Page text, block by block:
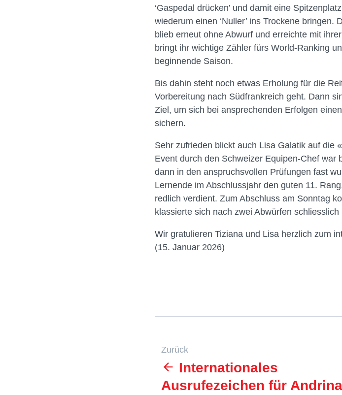
‘Gaspedal drücken’ und damit eine
wiederum einen ‘Nuller’ ins Trockene
blieb erneut ohne Abwurf und erreichte mit
bringt ihr wichtige Zähler fürs World-Ranking
beginnende Saison.
Bis dahin steht noch etwas Erholung für die
Vorbereitung nach Südfrankreich geht. Dann
Ziel, um sich bei ansprechenden Erfolgen
sichern.
Sehr zufrieden blickt auch Lisa Galatik auf die
Event durch den Schweizer Equipen-Chef
dann in den anspruchsvollen Prüfungen fast
Lernende im Abschlussjahr den guten 11.
redlich verdient. Zum Abschluss am Sonntag
klassierte sich nach zwei Abwürfen schliesslich
Wir gratulieren Tiziana und Lisa herzlich zum
(15. Januar 2026)
Zurück
Internationales
Ausrufezeichen für Andrina